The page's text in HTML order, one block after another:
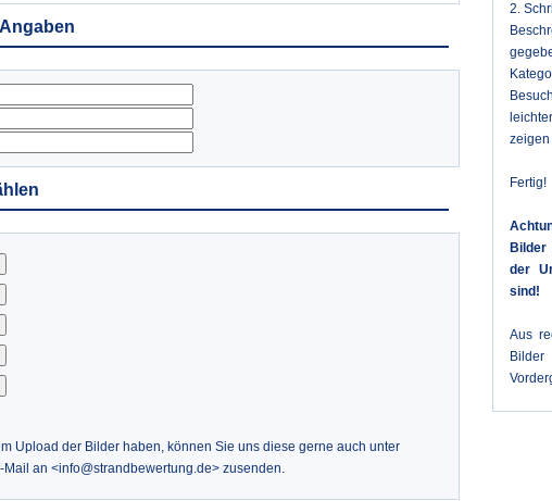
Upload der Bilder haben, können Sie uns diese gerne auch unter
an <info@strandbewertung.de> zusenden.
2.
Fertig!
der
sind!
Aus